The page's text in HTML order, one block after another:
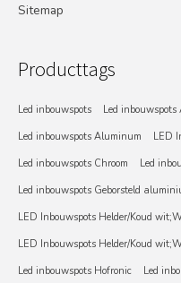
Sitemap
Producttags
Led inbouwspots Led inbouwspots
Led inbouwspots Aluminum
LED
Led inbouwspots Chroom
Led
Led inbouwspots Geborsteld
LED Inbouwspots Helder/Koud
LED Inbouwspots Helder/Koud
Led inbouwspots Hofronic
Led